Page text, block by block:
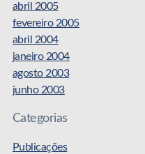
abril 2005
fevereiro 2005
abril 2004
janeiro 2004
agosto 2003
junho 2003
Categorias
Publicações